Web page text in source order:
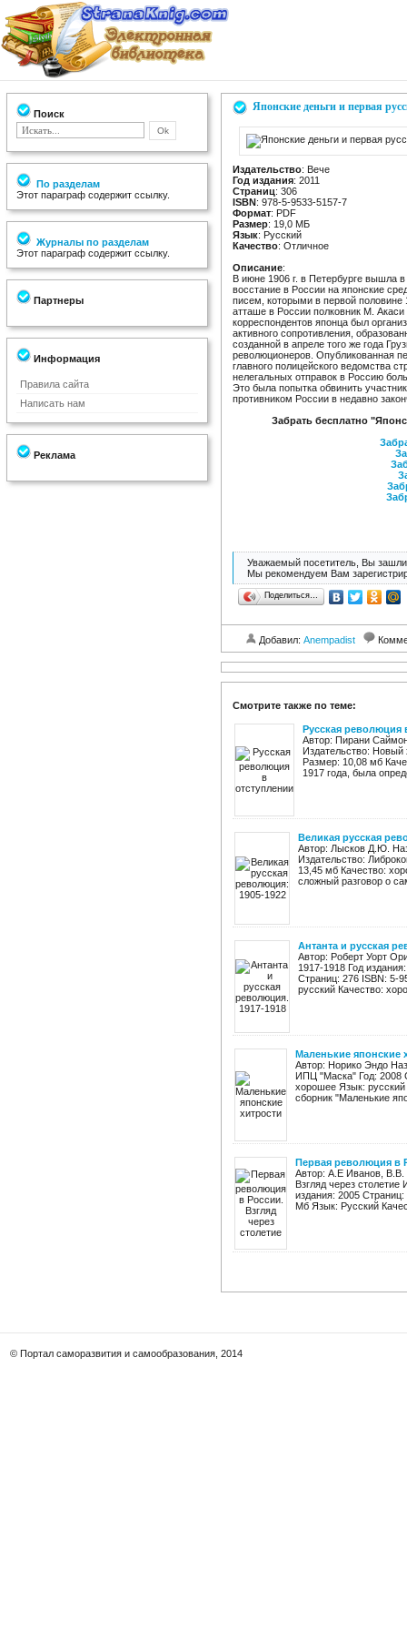
Поиск
По разделам
Этот параграф содержит ссылку.
Журналы по разделам
Этот параграф содержит ссылку.
Партнеры
Информация
Правила сайта
Написать нам
Реклама
Японские деньги и первая
Издательство: Вече
Год издания: 2011
Страниц: 306
ISBN: 978-5-9533-5157-7
Формат: PDF
Размер: 19,0 МБ
Язык: Русский
Качество: Отличное
Описание:
В июне 1906 г. в Петербурге вышла
восстание в России на японские
писем, которыми в первой
атташе в России полковник М.
корреспондентов японца был
активного сопротивления,
созданной в апреле того же года
революционеров. Опубликованная
главного полицейского ведомства
нелегальных отправок в Россию
Это была попытка обвинить
противником России в недавно
Забрать бесплатно
Уважаемый посетитель, Вы зашли
Мы рекомендуем Вам
Поделиться…
Добавил: Anempadist
Смотрите также по теме:
Русская революция
Автор: Пирани
Издательство:
Размер: 10,08 мб
1917 года, была
Великая русская
Автор: Лысков Д.Ю.
Издательство:
13,45 мб Качество:
сложный разговор о
Антанта и русская
Автор: Роберт Уорт
1917-1918 Год
Страниц: 276 ISBN: 5-
русский Качество:
Маленькие японские
Автор: Норико Эндо
ИПЦ "Маска" Год: 2008
хорошее Язык:
сборник "Маленькие
Первая революция в
Автор: А.Е Иванов,
Взгляд через
издания: 2005
Мб Язык: Русский
© Портал саморазвития и самообразования, 2014